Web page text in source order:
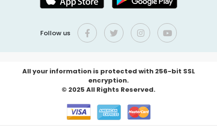
Follow us
All your information is protected with 256-bit SSL
encryption.
© 2025 All Rights Reserved.